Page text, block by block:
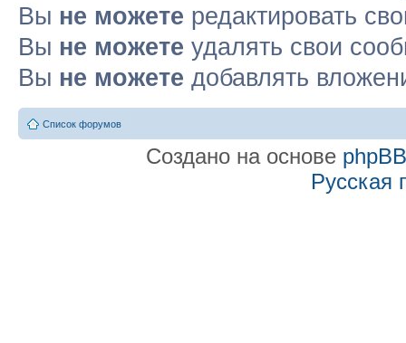
Вы не можете редактировать
Вы не можете удалять свои
Вы не можете добавлять
Список форумов
Создано на основе phpBB
Русская